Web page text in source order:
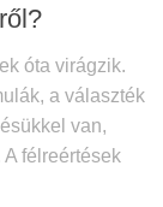
óta virágzik.
a választék
van,
félreértések